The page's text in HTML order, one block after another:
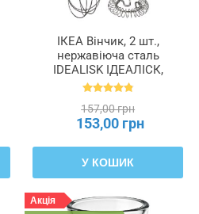
ІКЕА Вінчик, 2 шт.,
нержавіюча сталь
IDEALISK ІДЕАЛІСК,
500.931.72
157,00 грн
153,00 грн
У КОШИК
Акція